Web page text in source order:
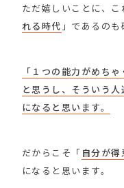
ただ嬉しいことに、
れる時代 」であるのも
「１つの能力がめち
と思うし、そういう
になると思います。
だからこそ「 自分が
になると思います。